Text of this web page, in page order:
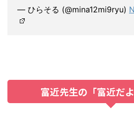
— ひらそる (@mina12mi9ryu)
富近先生の「富近だ